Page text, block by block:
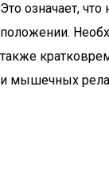
Это означает,
положении.
также
и мышечных